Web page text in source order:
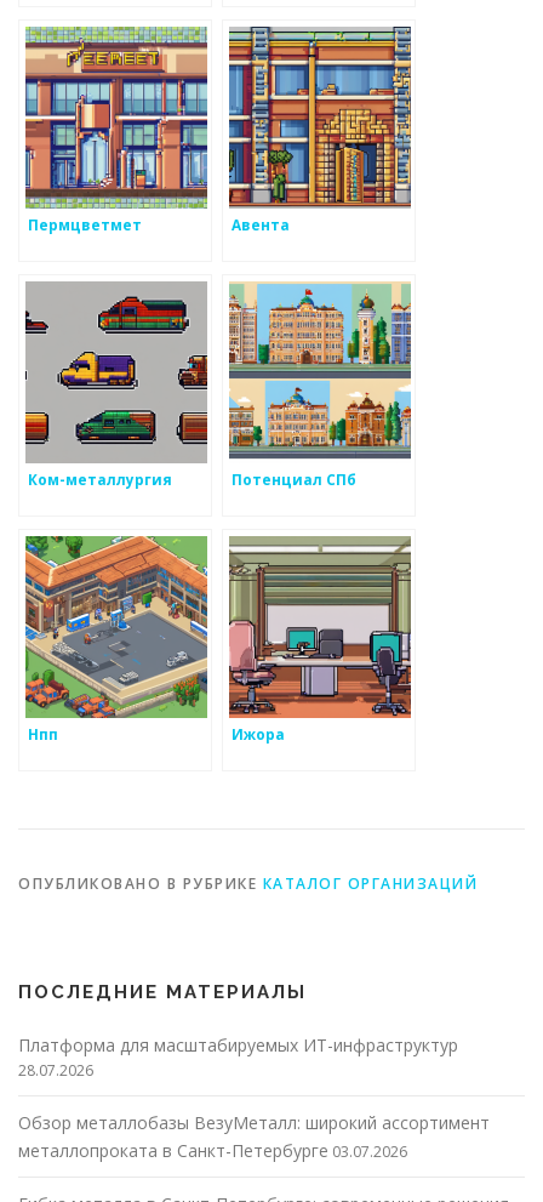
Пермцветмет Авента
Ком-металлургия Потенциал СПб
Нпп Ижора
ОПУБЛИКОВАНО В РУБРИКЕ КАТАЛОГ ОРГАНИЗАЦИЙ
ПОСЛЕДНИЕ МАТЕРИАЛЫ
Платформа для масштабируемых ИТ-инфраструктур
28.07.2026
Обзор металлобазы ВезуМеталл: широкий ассортимент
металлопроката в Санкт-Петербурге 03.07.2026